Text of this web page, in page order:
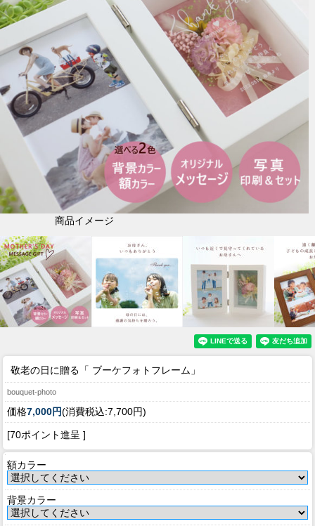
商品イメージ
敬老の日に贈る「 ブーケフォトフレーム」
bouquet-photo
価格7,000円(消費税込:7,700円)
[70ポイント進呈 ]
額カラー
背景カラー